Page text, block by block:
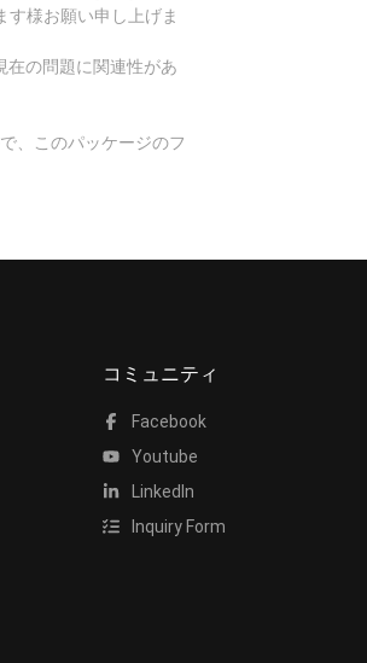
す様お願い申し上げま
在の問題に関連性があ
、このパッケージのフ
コミュニティ
Facebook
Youtube
LinkedIn
Inquiry Form